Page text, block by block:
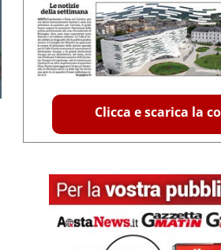
Clicca e scarica la